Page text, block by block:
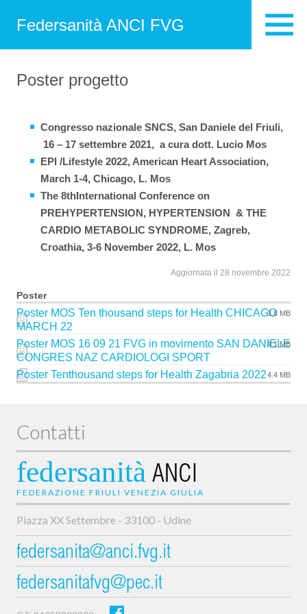
Federsanità ANCI FVG
Poster progetto
Congresso nazionale SNCS, San Daniele del Friuli,
16 – 17 settembre 2021, a cura dott. Lucio Mos
EPI /Lifestyle 2022, American Heart Association,
March 1-4, Chicago, L. Mos
The 8thInternational Conference on
PREHYPERTENSION, HYPERTENSION & THE
CARDIO METABOLIC SYNDROME, Zagreb,
Croathia, 3-6 November 2022, L. Mos
Aggiornata il 28 novembre 2022
Poster
Poster MOS Ten thousand steps for Health CHICAGO
MARCH 22
3.8 MB
Poster MOS 16 09 21 FVG in movimento SAN DANIELE
CONGRES NAZ CARDIOLOGI SPORT
4.1 MB
Poster Tenthousand steps for Health Zagabria 20224.4 MB
Contatti
federsanità ANCI
FEDERAZIONE FRIULI VENEZIA GIULIA
Piazza XX Settembre - 33100 - Udine
federsanita@anci.fvg.it
federsanitafvg@pec.it